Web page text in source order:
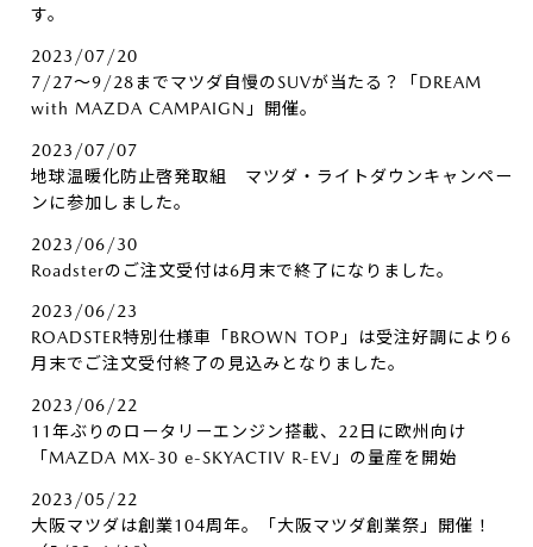
す。
2023/07/20
7/27～9/28までマツダ自慢のSUVが当たる？「DREAM
with MAZDA CAMPAIGN」開催。
2023/07/07
地球温暖化防止啓発取組 マツダ・ライトダウンキャンペー
ンに参加しました。
2023/06/30
Roadsterのご注文受付は6月末で終了になりました。
2023/06/23
ROADSTER特別仕様車「BROWN TOP」は受注好調により6
月末でご注文受付終了の見込みとなりました。
2023/06/22
11年ぶりのロータリーエンジン搭載、22日に欧州向け
「MAZDA MX-30 e-SKYACTIV R-EV」の量産を開始
2023/05/22
大阪マツダは創業104周年。「大阪マツダ創業祭」開催！